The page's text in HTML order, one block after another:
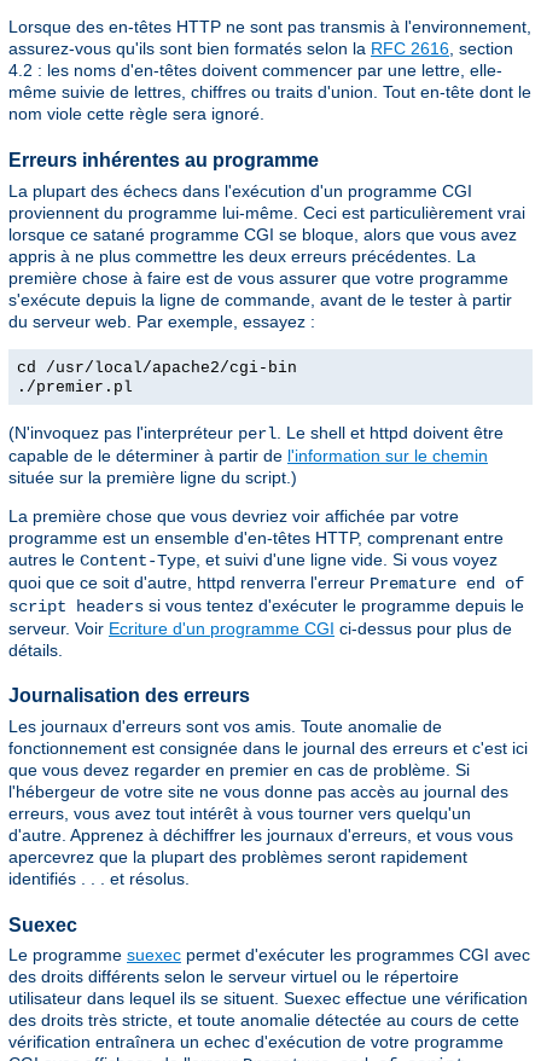
Lorsque des en-têtes HTTP ne sont pas transmis à l'environnement,
assurez-vous qu'ils sont bien formatés selon la RFC 2616, section
4.2 : les noms d'en-têtes doivent commencer par une lettre, elle-
même suivie de lettres, chiffres ou traits d'union. Tout en-tête dont le
nom viole cette règle sera ignoré.
Erreurs inhérentes au programme
La plupart des échecs dans l'exécution d'un programme CGI
proviennent du programme lui-même. Ceci est particulièrement vrai
lorsque ce satané programme CGI se bloque, alors que vous avez
appris à ne plus commettre les deux erreurs précédentes. La
première chose à faire est de vous assurer que votre programme
s'exécute depuis la ligne de commande, avant de le tester à partir
du serveur web. Par exemple, essayez :
cd /usr/local/apache2/cgi-bin
./premier.pl
(N'invoquez pas l'interpréteur perl . Le shell et httpd doivent être
capable de le déterminer à partir de l'information sur le chemin
située sur la première ligne du script.)
La première chose que vous devriez voir affichée par votre
programme est un ensemble d'en-têtes HTTP, comprenant entre
autres le Content-Type , et suivi d'une ligne vide. Si vous voyez
quoi que ce soit d'autre, httpd renverra l'erreur Premature end of
script headers si vous tentez d'exécuter le programme depuis le
serveur. Voir Ecriture d'un programme CGI ci-dessus pour plus de
détails.
Journalisation des erreurs
Les journaux d'erreurs sont vos amis. Toute anomalie de
fonctionnement est consignée dans le journal des erreurs et c'est ici
que vous devez regarder en premier en cas de problème. Si
l'hébergeur de votre site ne vous donne pas accès au journal des
erreurs, vous avez tout intérêt à vous tourner vers quelqu'un
d'autre. Apprenez à déchiffrer les journaux d'erreurs, et vous vous
apercevrez que la plupart des problèmes seront rapidement
identifiés . . . et résolus.
Suexec
Le programme suexec permet d'exécuter les programmes CGI avec
des droits différents selon le serveur virtuel ou le répertoire
utilisateur dans lequel ils se situent. Suexec effectue une vérification
des droits très stricte, et toute anomalie détectée au cours de cette
vérification entraînera un echec d'exécution de votre programme